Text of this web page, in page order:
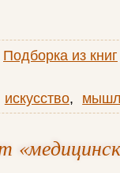
Подборка из книг
искусство,